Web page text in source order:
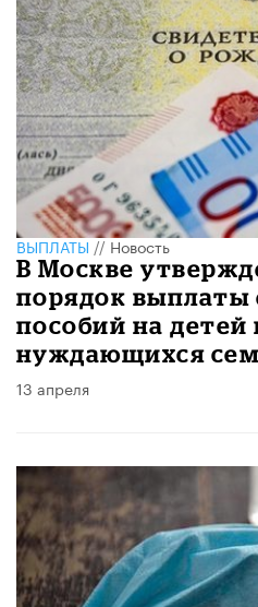
ВЫПЛАТЫ//Новость
В Москве
порядок
пособий на детей
нуждающихся
13 апреля